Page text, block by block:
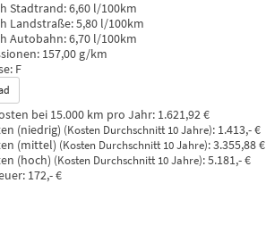
Stadtrand:6,60 l/100km
Landstraße:5,80 l/100km
Autobahn:6,70 l/100km
157,00 g/km
F
bei 15.000 km pro Jahr: 1.621,92 €
(niedrig) (Kosten Durchschnitt 10 Jahre): 1.413,- €
(mittel) (Kosten Durchschnitt 10 Jahre):3.355,88 €
(hoch) (Kosten Durchschnitt 10 Jahre):5.181,- €
172,- €